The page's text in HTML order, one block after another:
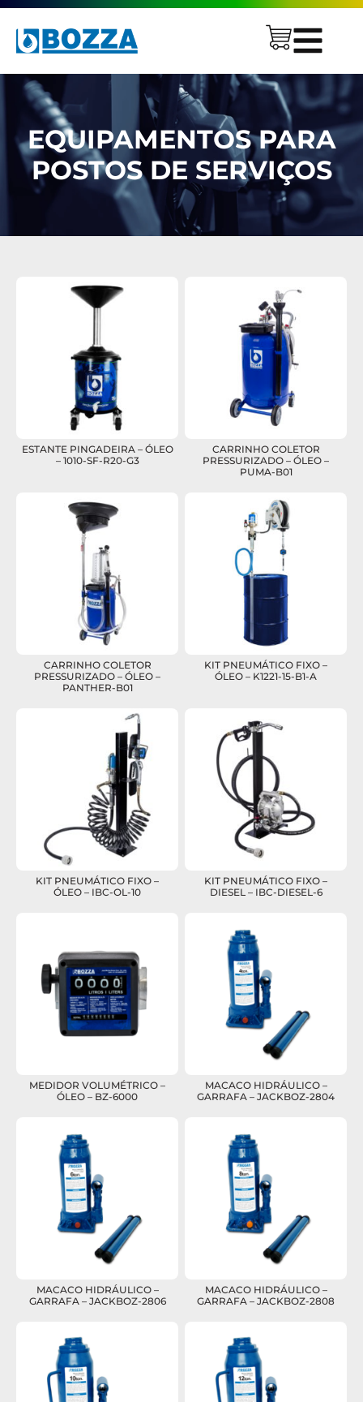
EQUIPAMENTOS PARA
POSTOS DE SERVIÇOS
ESTANTE PINGADEIRA – ÓLEO
– 1010-SF-R20-G3
CARRINHO COLETOR
PRESSURIZADO – ÓLEO –
PUMA-B01
CARRINHO COLETOR
PRESSURIZADO – ÓLEO –
PANTHER-B01
KIT PNEUMÁTICO FIXO –
ÓLEO – K1221-15-B1-A
KIT PNEUMÁTICO FIXO –
ÓLEO – IBC-OL-10
KIT PNEUMÁTICO FIXO –
DIESEL – IBC-DIESEL-6
MEDIDOR VOLUMÉTRICO –
ÓLEO – BZ-6000
MACACO HIDRÁULICO –
GARRAFA – JACKBOZ-2804
MACACO HIDRÁULICO –
GARRAFA – JACKBOZ-2806
MACACO HIDRÁULICO –
GARRAFA – JACKBOZ-2808